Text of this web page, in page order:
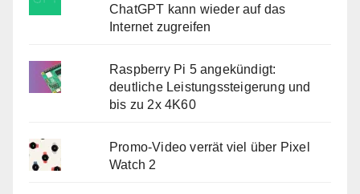
ChatGPT kann wieder auf das
Internet zugreifen
Raspberry Pi 5 angekündigt:
deutliche Leistungssteigerung und
bis zu 2x 4K60
Promo-Video verrät viel über Pixel
Watch 2